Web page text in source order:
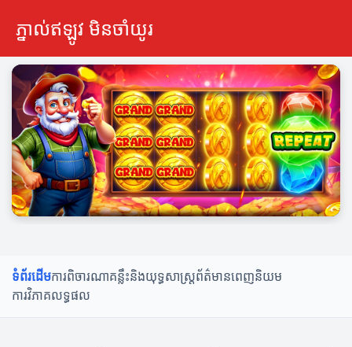
ភ្នាល់ឥឡូវ មិនចាំយូរ
ទំព័រដើមការពិចារណាគន្លឹះនិងយុទ្ធសាស្ត្រព័ត៌មានពេញនិយម
ការវិភាគលទ្ធផល